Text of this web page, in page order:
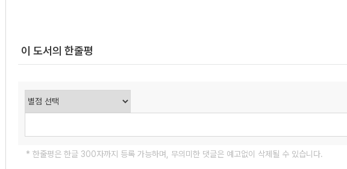
이 도서의 한줄평
* 한줄평은 한글 300자까지 등록 가능하며, 무의미한 댓글은 예고없이 삭제될 수 있습니다.